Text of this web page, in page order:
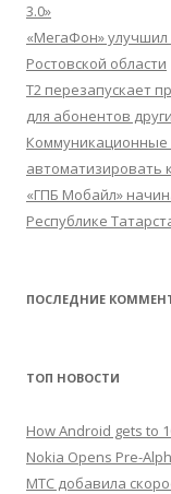
3.0»
«МегаФон»
Ростовской области
Т2 перезапускает
для абонентов
Коммуникационные
автоматизировать
«ГПБ Мобайл»
Республике
ПОСЛЕДНИЕ
ТОП НОВОСТИ
How Android gets to
Nokia Opens Pre-
МТС добавила